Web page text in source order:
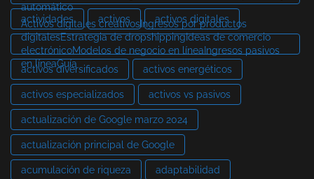
automático
actividades
activos activos digitales
Activos digitales creativosIngresos por productos
digitalesEstrategia de dropshippingIdeas de comercio
electrónicoModelos de negocio en líneaIngresos pasivos
en líneaGuía
activos diversificados activos energéticos
activos especializados activos vs pasivos
actualización de Google marzo 2024
actualización principal de Google
acumulación de riqueza adaptabilidad